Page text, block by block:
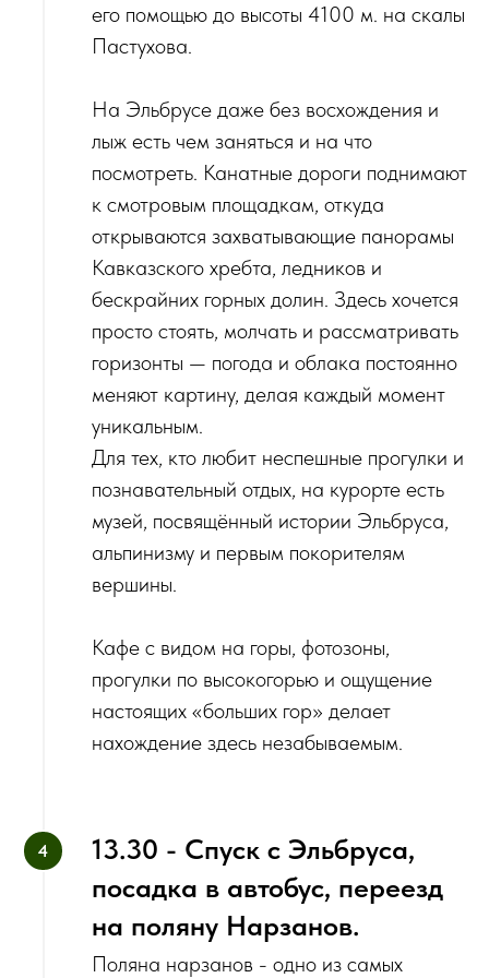
его помощью до высоты 4100 м. на скалы
Пастухова.
На Эльбрусе даже без восхождения и
лыж есть чем заняться и на что
посмотреть. Канатные дороги поднимают
к смотровым площадкам, откуда
открываются захватывающие панорамы
Кавказского хребта, ледников и
бескрайних горных долин. Здесь хочется
просто стоять, молчать и рассматривать
горизонты — погода и облака постоянно
меняют картину, делая каждый момент
уникальным.
Для тех, кто любит неспешные прогулки и
познавательный отдых, на курорте есть
музей, посвящённый истории Эльбруса,
альпинизму и первым покорителям
вершины.
Кафе с видом на горы, фотозоны,
прогулки по высокогорью и ощущение
настоящих «больших гор» делает
нахождение здесь незабываемым.
13.30 - Спуск с Эльбруса,
посадка в автобус, переезд
на поляну Нарзанов.
Поляна нарзанов - одно из самых